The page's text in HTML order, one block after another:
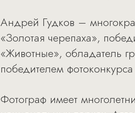
Андрей Гудков –
«Золотая черепаха»,
«Животные», обладатель
победителем
Фотограф имеет